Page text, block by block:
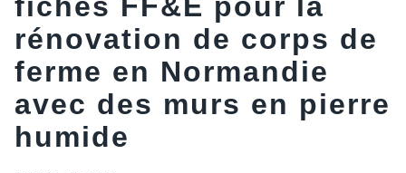
rénovation de corps de
ferme en Normandie
avec des murs en pierre
humide